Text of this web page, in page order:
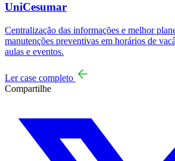
UniCesumar
Centralização das informações e melhor
manutenções preventivas em horários de
aulas e eventos.
Ler case completo
Compartilhe